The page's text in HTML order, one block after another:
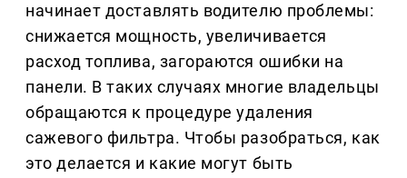
начинает доставлять водителю проблемы:
снижается мощность, увеличивается
расход топлива, загораются ошибки на
панели. В таких случаях многие владельцы
обращаются к процедуре удаления
сажевого фильтра. Чтобы разобраться, как
это делается и какие могут быть